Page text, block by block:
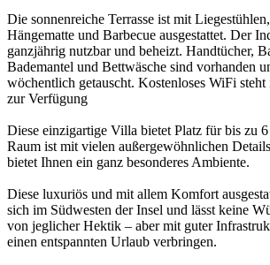
Die sonnenreiche Terrasse ist mit
Hängematte und Barbecue ausgestattet. Der
ganzjährig nutzbar und beheizt. Handtücher,
Bademantel und Bettwäsche sind vorhanden
wöchentlich getauscht. Kostenloses WiFi steht
zur Verfügung
Diese einzigartige Villa bietet Platz für bis zu 6
Raum ist mit vielen außergewöhnlichen
bietet Ihnen ein ganz besonderes Ambiente.
Diese luxuriös und mit allem Komfort
sich im Südwesten der Insel und lässt keine
von jeglicher Hektik – aber mit guter
einen entspannten Urlaub verbringen.